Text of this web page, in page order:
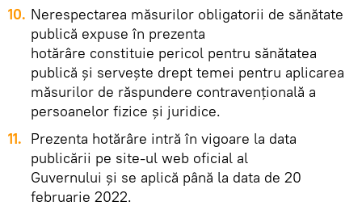
10. Nerespectarea măsurilor obligatorii de sănătate
publică expuse în prezenta
hotărâre constituie pericol pentru sănătatea
publică şi serveşte drept temei pentru aplicarea
măsurilor de răspundere contravenţională a
persoanelor fizice şi juridice.
11. Prezenta hotărâre intră în vigoare la data
publicării pe site-ul web oficial al
Guvernului şi se aplică până la data de 20
februarie 2022.